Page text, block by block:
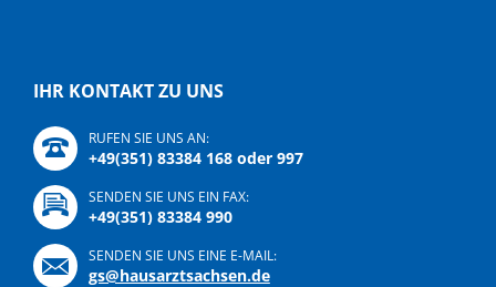
IHR KONTAKT ZU UNS
RUFEN SIE UNS AN:
+49(351) 83384 168 oder 997
SENDEN SIE UNS EIN FAX:
+49(351) 83384 990
SENDEN SIE UNS EINE E-MAIL:
gs@hausarztsachsen.de